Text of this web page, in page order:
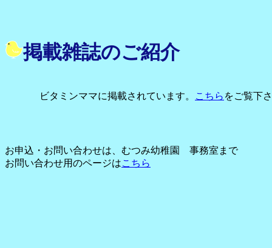
掲載雑誌のご紹介
ビタミンママに掲載されています。 こちら をご覧下
お申込・お問い合わせは、むつみ幼稚園 事務室まで
お問い合わせ用のページはこちら